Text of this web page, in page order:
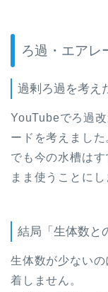
ろ過・エアレ
過剰ろ過を考え
YouTubeでろ過
ードを考えました
でも今の水槽は
まま使うことにし
結局「生体数と
生体数が少ない
着しません。